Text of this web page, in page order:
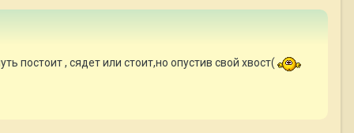
постоит , сядет или стоит,но опустив свой хвост(